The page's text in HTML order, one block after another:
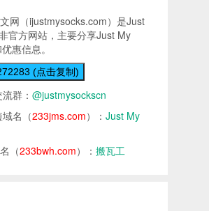
网（ijustmysocks.com）是Just
官方网站，主要分享Just My
惠信息。
(点击复制)
群： @justmysockscn
名（233jms.com）： Just My
（233bwh.com）： 搬瓦工